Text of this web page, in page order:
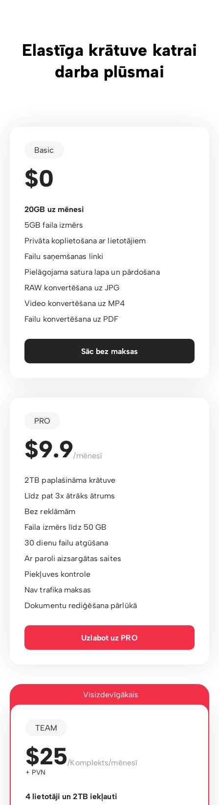
Elastīga krātuve katrai
darba plūsmai
Basic
$0
20GB uz mēnesi
5GB faila izmērs
Privāta koplietošana ar lietotājiem
Failu saņemšanas linki
Pielāgojama satura lapa un pārdošana
RAW konvertēšana uz JPG
Video konvertēšana uz MP4
Failu konvertēšana uz PDF
Sāc bez maksas
PRO
$9.9/mēnesī
2TB paplašināma krātuve
Līdz pat 3x ātrāks ātrums
Bez reklāmām
Faila izmērs līdz 50 GB
30 dienu failu atgūšana
Ar paroli aizsargātas saites
Piekļuves kontrole
Nav trafika maksas
Dokumentu rediģēšana pārlūkā
Uzlabot uz PRO
Visizdevīgākais
TEAM
$25/Komplekts/mēnesī
+ PVN
4 lietotāji un 2TB iekļauti